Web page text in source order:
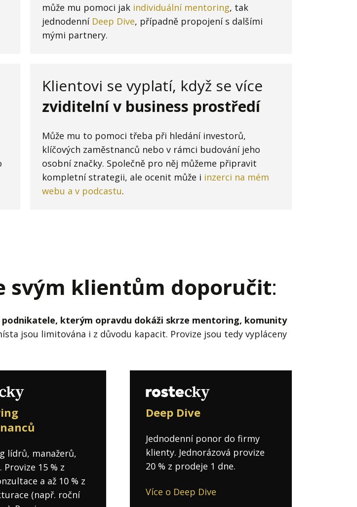
může mu pomoci jak individuální mentoring, tak
jednodenní Deep Dive, případně propojení s dalšími
mými partnery.
Klientovi se vyplatí, když se více
zviditelní v business prostředí
Může mu to pomoci třeba při hledání investorů,
klíčových zaměstnanců nebo v rámci budování jeho
osobní značky. Společně pro něj můžeme připravit
kompletní strategii, ale ocenit může i inzerci na mém
webu a v podcastu.
svým klientům doporučit:
kterým opravdu dokáži skrze mentoring, komunity
jsou limitována i z důvodu kapacit. Provize jsou tedy vypláceny
lídrů, manažerů,
Provize 15 % z
a až 10 % z
(např. roční
Deep Dive
Jednodenní ponor do firmy
klienty. Jednorázová provize
20 % z prodeje 1 dne.
Více o Deep Dive